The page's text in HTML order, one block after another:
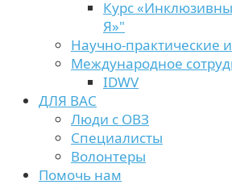
Курс
Я»"
Научно-практические
Международное
IDWV
ДЛЯ ВАС
Люди с ОВЗ
Специалисты
Волонтеры
Помочь нам